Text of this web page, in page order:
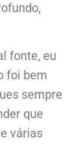
fonte, eu
foi bem
sempre
que
várias